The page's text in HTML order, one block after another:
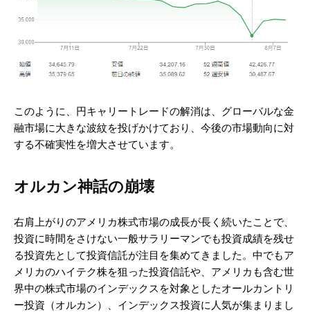
このように、円キャリートレードの解消は、グローバルな金
融市場に大きな波紋を投げかけており、今後の市場動向に対
する不確実性を増大させています。
オルカン神話の崩壊
右肩上がりのアメリカ株式市場の成長が長く続いたことで、
投資に時間をさけない一般サラリーマンでも投資成績を残せ
る投資先として投資信託が注目を集めてきました。中でもア
メリカのハイテク株を狙った投資信託や、アメリカも含む世
界中の株式市場のインデックスを対象としたオールカントリ
ー投資（オルカン）、インデックス投資に人気が集まりまし